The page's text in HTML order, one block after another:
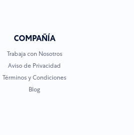
COMPAÑÍA
Trabaja con Nosotros
Aviso de Privacidad
Términos y Condiciones
Blog